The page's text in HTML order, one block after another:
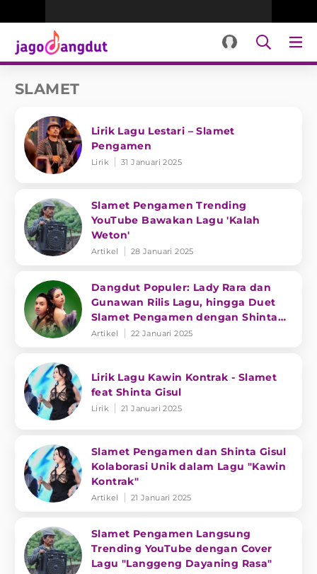
SLAMET
Lirik Lagu Lestari – Slamet
Pengamen
Lirik 31 Januari 2025
Slamet Pengamen Trending
YouTube Bawakan Lagu 'Kalah
Weton'
Artikel 28 Januari 2025
Dangdut Populer: Lady Rara dan
Gunawan Rilis Lagu, hingga Duet
Slamet Pengamen dengan Shinta
Gisul
Artikel 22 Januari 2025
Lirik Lagu Kawin Kontrak - Slamet
feat Shinta Gisul
Lirik 21 Januari 2025
Slamet Pengamen dan Shinta Gisul
Kolaborasi Unik dalam Lagu "Kawin
Kontrak"
Artikel 21 Januari 2025
Slamet Pengamen Langsung
Trending YouTube dengan Cover
Lagu "Langgeng Dayaning Rasa"